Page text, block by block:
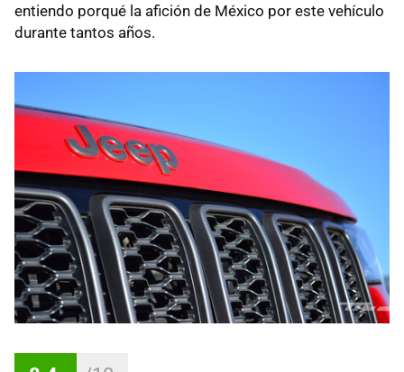
entiendo porqué la afición de México por este vehículo
durante tantos años.